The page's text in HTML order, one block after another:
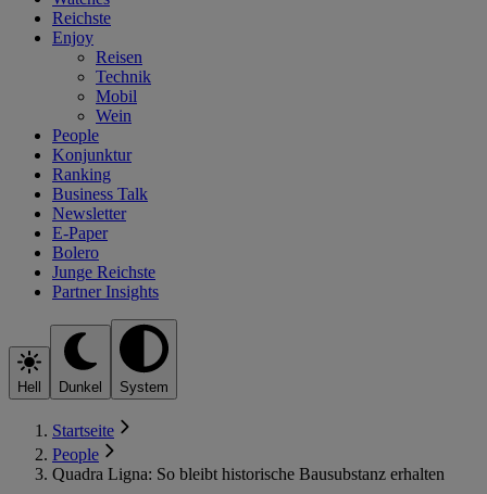
Reichste
Enjoy
Reisen
Technik
Mobil
Wein
People
Konjunktur
Ranking
Business Talk
Newsletter
E-Paper
Bolero
Junge Reichste
Partner Insights
Hell Dunkel System
Startseite
People
Quadra Ligna: So bleibt historische Bausubstanz erhalten